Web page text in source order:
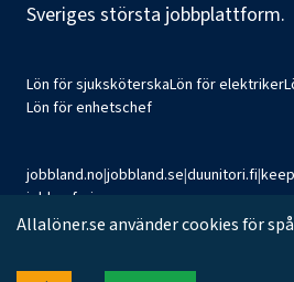
Sveriges största jobbplattform.
Lön för sjuksköterskaLön för elektriker
Lön för enhetschef
jobbland.no|jobbland.se|duunitori.fi|
jobbsafari.no
©2026 Jobbland AB
Allalöner.se använder cookies för